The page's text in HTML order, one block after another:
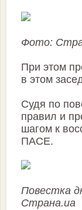
Фото:
При этом
в этом
Судя по
правил и
шагом к
ПАСЕ.
Повестка
Страна.ua